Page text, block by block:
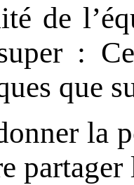
de
:
que
la